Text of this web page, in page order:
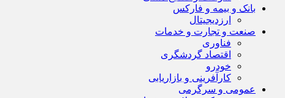
بانک و بیمه و فارکس
ارزدیجیتال
صنعت و تجارت و خدمات
فناوری
اقتصاد گردشگری
خودرو
کارآفرینی و بازاریابی
عمومی و سرگرمی